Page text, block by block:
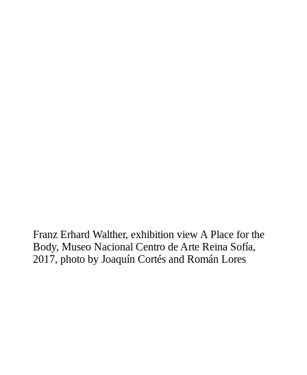
Franz Erhard Walther, exhibition view A Place for the
Body, Museo Nacional Centro de Arte Reina Sofía,
2017, photo by Joaquín Cortés and Román Lores